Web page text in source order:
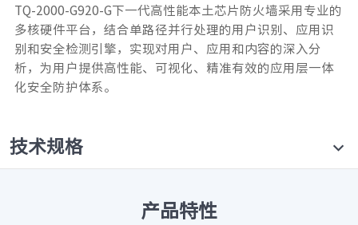
TQ-2000-G920-G下一代高性能本土芯片防火墙采用专业的
多核硬件平台，结合单路径并行处理的用户识别、应用识
别和安全检测引擎，实现对用户、应用和内容的深入分
析，为用户提供高性能、可视化、精准有效的应用层一体
化安全防护体系。
技术规格
产品特性